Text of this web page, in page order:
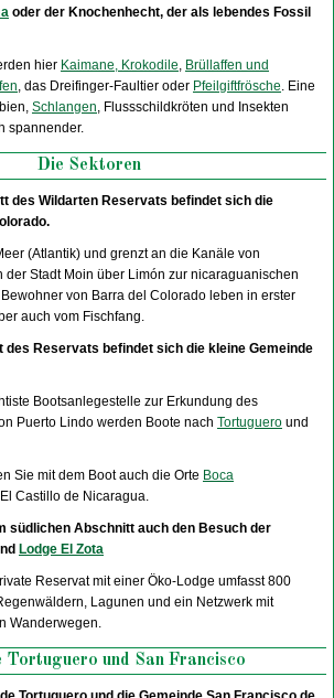
oder der Knochenhecht, der als lebendes Fossil
hier Kaimane, Krokodile, Brüllaffen und
, das Dreifinger-Faultier oder Pfeilgiftfrösche. Eine
Schlangen, Flussschildkröten und Insekten
spannender.
Die Sektoren
des Wildarten Reservats befindet sich die
(Atlantik) und grenzt an die Kanäle von
der Stadt Moin über Limón zur nicaraguanischen
von Barra del Colorado leben in erster
auch vom Fischfang.
des Reservats befindet sich die kleine Gemeinde
Bootsanlegestelle zur Erkundung des
Puerto Lindo werden Boote nach Tortuguero und
Sie mit dem Boot auch die Orte Boca
Castillo de Nicaragua.
südlichen Abschnitt auch den Besuch der
Lodge El Zota
Reservat mit einer Öko-Lodge umfasst 800
Lagunen und ein Netzwerk mit
Wanderwegen.
Tortuguero und San Francisco